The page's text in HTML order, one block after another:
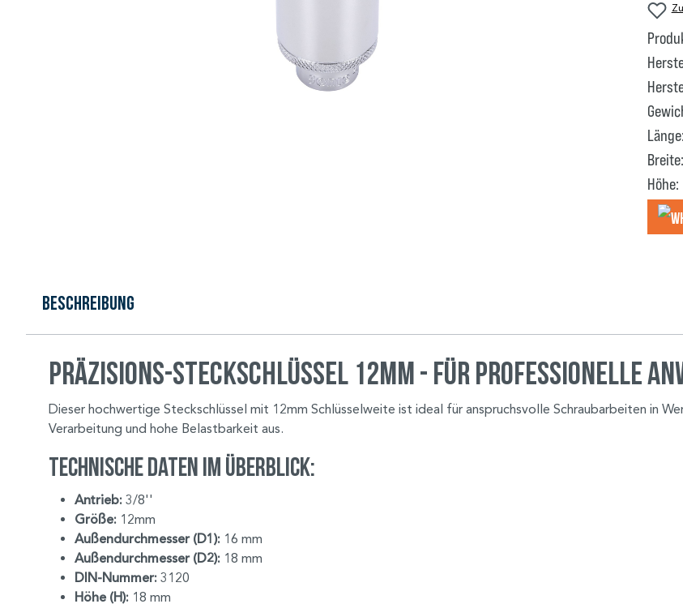
Länge:
Breite:
Höhe:
Beschreibung
Präzisions-Steckschlüssel 12mm - Für professionelle
Dieser hochwertige Steckschlüssel mit 12mm Schlüsselweite ist ideal für anspruchsvolle Schraubarbeiten in
Verarbeitung und hohe Belastbarkeit aus.
Technische Daten im Überblick:
Antrieb: 3/8''
Größe: 12mm
Außendurchmesser (D1): 16 mm
Außendurchmesser (D2): 18 mm
DIN-Nummer: 3120
Höhe (H): 18 mm